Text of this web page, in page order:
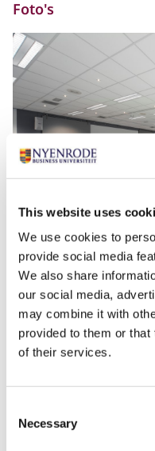
This website uses
We use cookies to
provide social media
We also share
our social media,
may combine it with
provided to them or
of their services.
Selection
Necessary
Foto's
De collegezalen,
standaard uitgerust
theateropstelling.